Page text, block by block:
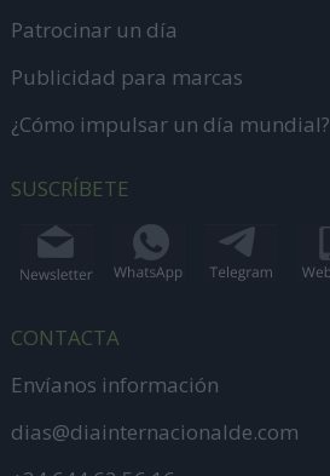
Patrocinar un día
Publicidad para marcas
¿Cómo impulsar un día mundial?
SUSCRÍBETE
CONTACTA
Envíanos información
dias@diainternacionalde.com